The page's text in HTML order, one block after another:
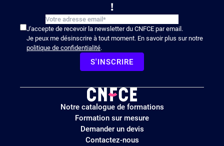
!
J'accepte de recevoir la newsletter du CNFCE par email.
Je peux me désinscrire à tout moment. En savoir plus sur notre
politique de confidentialité.
S'INSCRIRE
Logo
site
Notre catalogue de formations
Formation sur mesure
Demander un devis
Contactez-nous